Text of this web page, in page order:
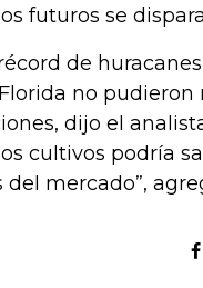
futuros se
de
no pudieron
dijo el
cultivos podría
mercado”,